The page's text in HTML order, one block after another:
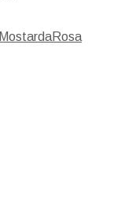
MostardaRosa